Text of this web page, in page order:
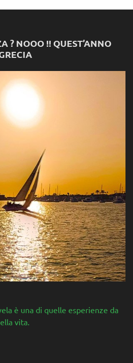
? NOOO !! QUEST’ANNO
è una di quelle esperienze da
vita.